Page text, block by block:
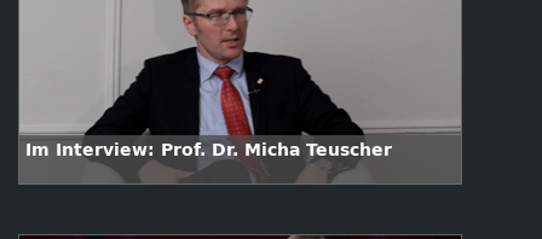
Im Interview: Prof. Dr. Micha Teuscher